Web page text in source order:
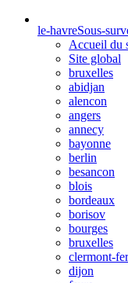
le-havreSous-
Accueil du
Site global
bruxelles
abidjan
alencon
angers
annecy
bayonne
berlin
besancon
blois
bordeaux
borisov
bourges
bruxelles
clermont-
dijon